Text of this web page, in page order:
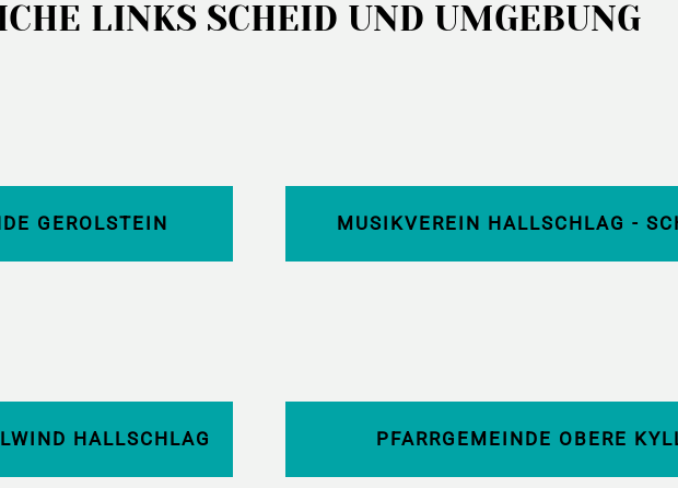
LINKS SCHEID UND UMGEBUNG
GEROLSTEIN MUSIKVEREIN HALLSCHLAG -
HALLSCHLAG PFARRGEMEINDE OBERE